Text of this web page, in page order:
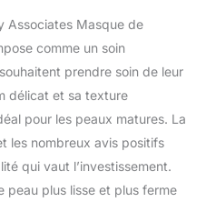
Associates Masque de
comme un soin
prendre soin de leur
délicat et sa texture
pour les peaux matures. La
les nombreux avis positifs
qui vaut l’investissement.
peau plus lisse et plus ferme